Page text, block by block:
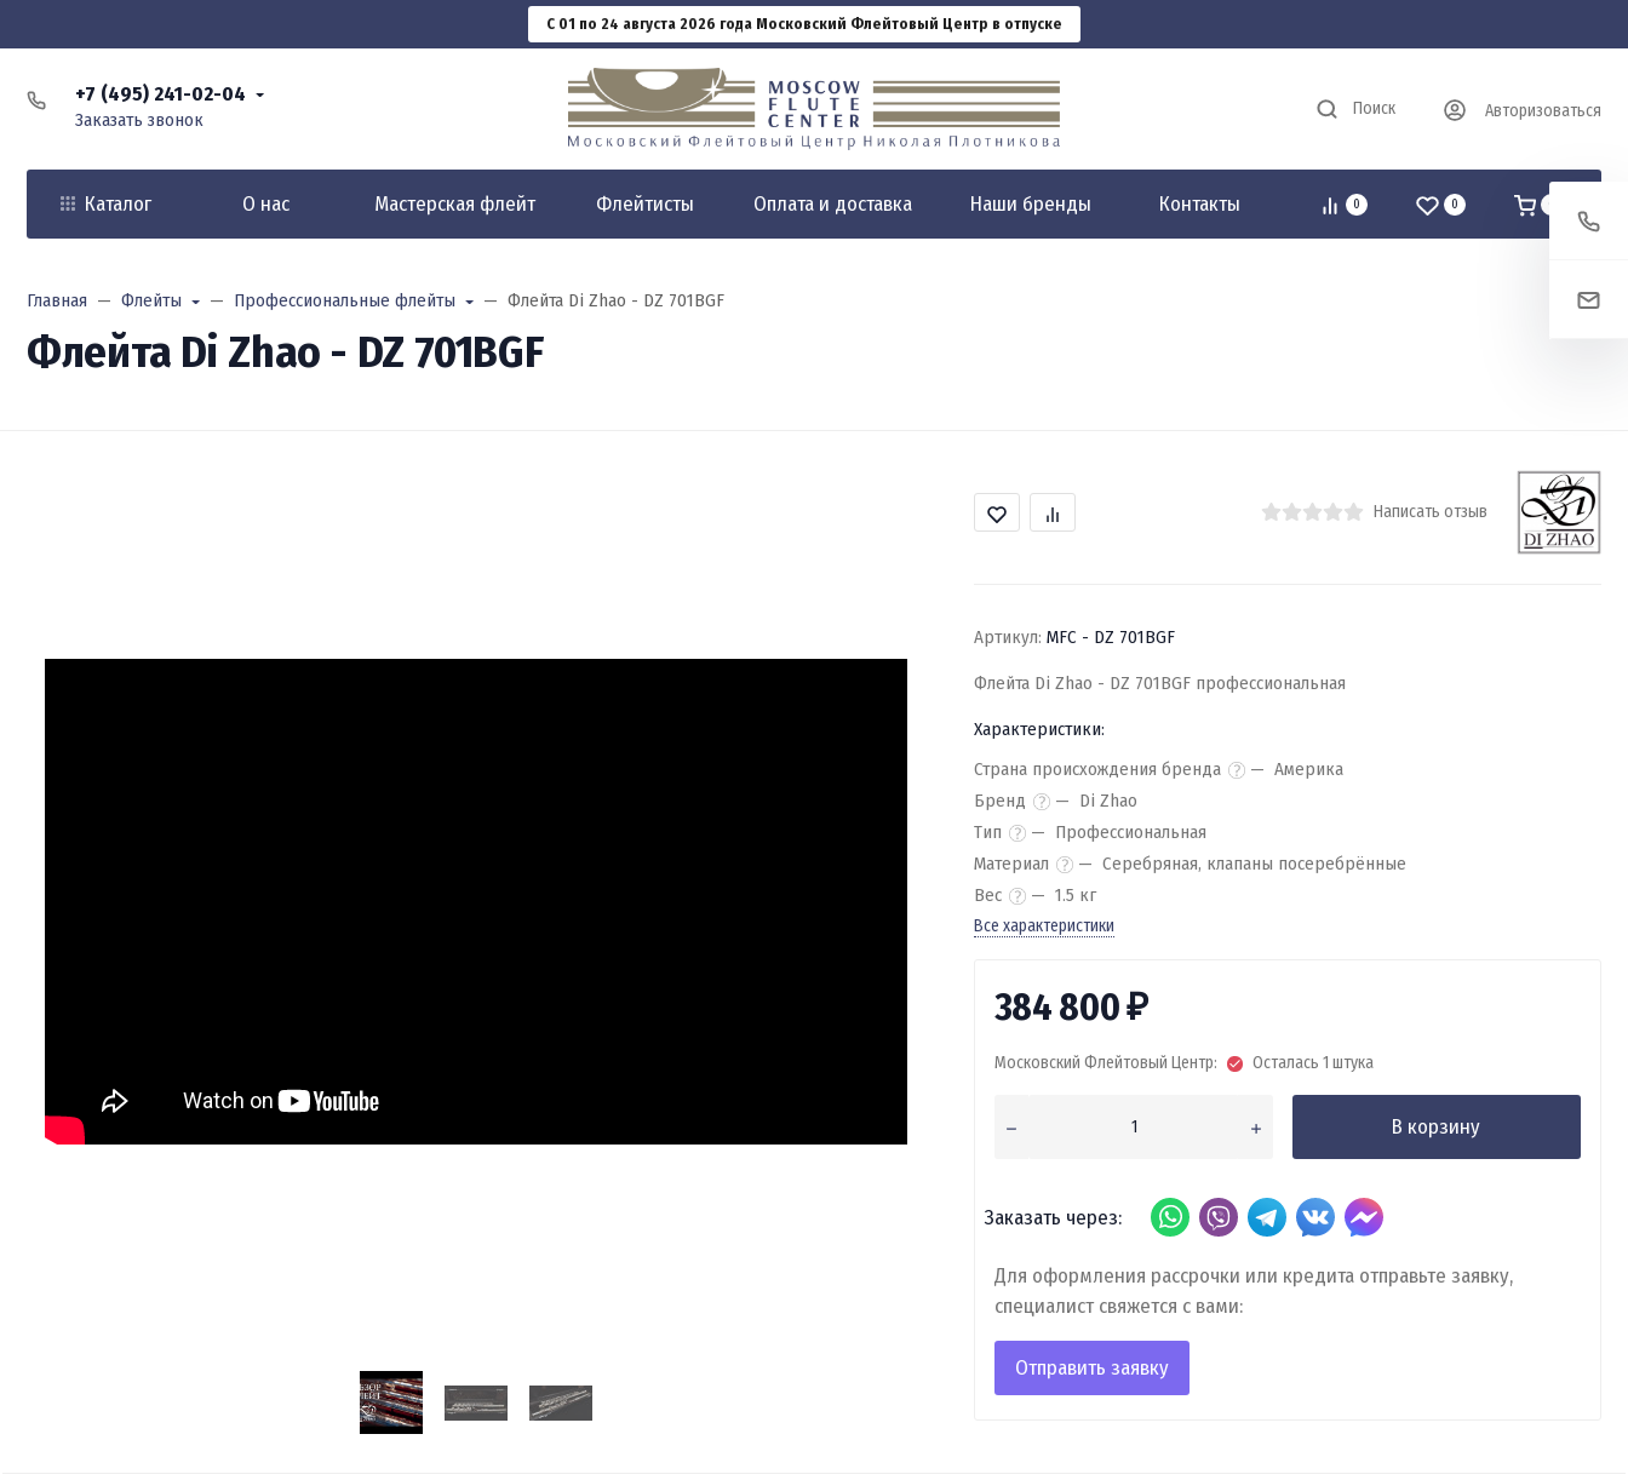
С 01 по 24 августа 2026 года Московский Флейтовый Центр в отпуске
+7 (495) 241-02-04
Заказать звонок
Поиск Авторизоваться
Каталог О нас Мастерская флейт Флейтисты Оплата и доставка Наши бренды Контакты 0 0
Главная Флейты Профессиональные флейты Флейта Di Zhao - DZ 701BGF
Флейта Di Zhao - DZ 701BGF
Написать отзыв
Артикул: MFC - DZ 701BGF
Флейта Di Zhao - DZ 701BGF профессиональная
Характеристики:
Страна происхождения бренда
Америка
Бренд
Di Zhao
Тип
Профессиональная
Материал
Серебряная, клапаны посеребрённые
Вес
1.5 кг
Все характеристики
384 800₽
Московский Флейтовый Центр: Осталась 1 штука
В корзину
Заказать через:
Для оформления рассрочки или кредита отправьте заявку,
специалист свяжется с вами:
Отправить заявку